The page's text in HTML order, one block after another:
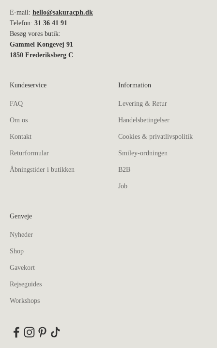
E-mail: hello@sakuracph.dk
Telefon: 31 36 41 91
Besøg vores butik:
Gammel Kongevej 91
1850 Frederiksberg C
Kundeservice
FAQ
Om os
Kontakt
Returformular
Åbningstider i butikken
Information
Levering & Retur
Handelsbetingelser
Cookies & privatlivspolitik
Smiley-ordningen
B2B
Job
Genveje
Nyheder
Shop
Gavekort
Rejseguides
Workshops